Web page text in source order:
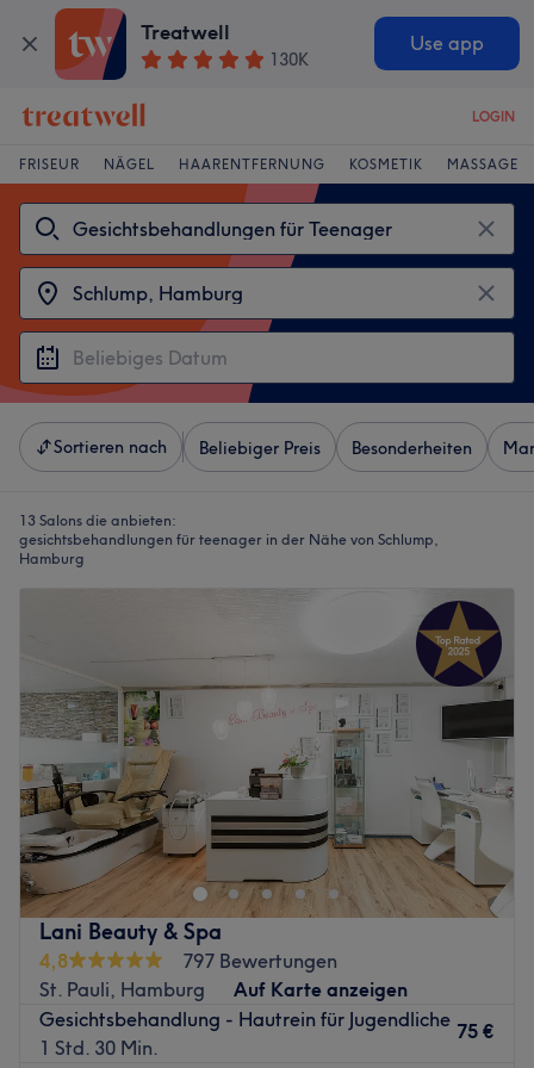
Treatwell
130K
Use app
LOGIN
FRISEUR NÄGEL HAARENTFERNUNG KOSMETIK MASSAGE
Sortieren nach Beliebiger Preis Besonderheiten
13 Salons die anbieten:
gesichtsbehandlungen für teenager in der Nähe von Schlump,
Hamburg
Lani Beauty & Spa
4,8
797 Bewertungen
St. Pauli, Hamburg
Auf Karte anzeigen
Gesichtsbehandlung - Hautrein für Jugendliche
1 Std. 30 Min.
75 €